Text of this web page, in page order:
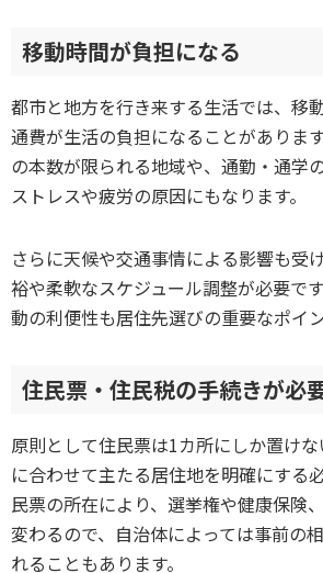
移動時間が負担になる
都市と地方を行き来する生活では、移
通費が生活の負担になることがありま
の本数が限られる地域や、通勤・通学
ストレスや疲労の原因にもなります。
さらに天候や交通事情による影響も受
裕や柔軟なスケジュール調整が必要で
動の利便性も居住先選びの重要なポイン
住民票・住民税の手続きが必
原則として住民票は1カ所にしか置け
に合わせて主たる居住地を明確にする
民票の所在により、選挙権や健康保険
変わるので、自治体によっては事前の
れることもあります。